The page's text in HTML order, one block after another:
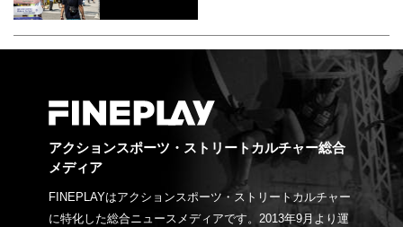
アクションスポーツ・ストリートカルチャー総合
メディア
FINEPLAYはアクションスポーツ・ストリートカルチャー
に特化した総合ニュースメディアです。2013年9月より運